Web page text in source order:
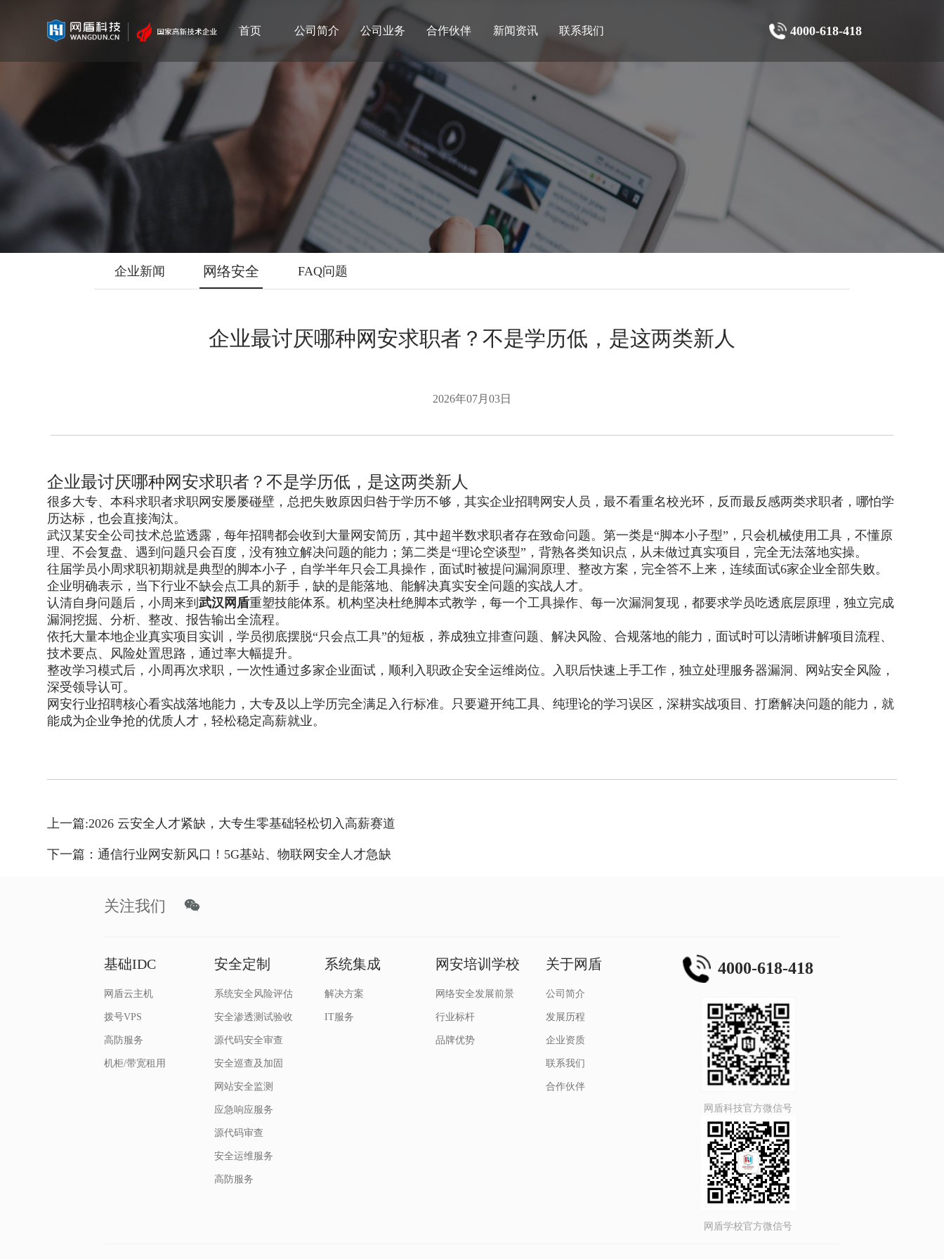
首页 公司简介 公司业务 合作伙伴 新闻资讯 联系我们 4000-618-418
企业新闻 网络安全 FAQ问题
企业最讨厌哪种网安求职者？不是学历低，是这两类新人
2026年07月03日
企业最讨厌哪种网安求职者？不是学历低，是这两类新人
很多大专、本科求职者求职网安屡屡碰壁，总把失败原因归咎于学历不够，其实企业招聘网安人员，最不看重名校光环，反而最反感两类求职者，哪怕学
历达标，也会直接淘汰。
武汉某安全公司技术总监透露，每年招聘都会收到大量网安简历，其中超半数求职者存在致命问题。第一类是“脚本小子型”，只会机械使用工具，不懂原
理、不会复盘、遇到问题只会百度，没有独立解决问题的能力；第二类是“理论空谈型”，背熟各类知识点，从未做过真实项目，完全无法落地实操。
往届学员小周求职初期就是典型的脚本小子，自学半年只会工具操作，面试时被提问漏洞原理、整改方案，完全答不上来，连续面试6家企业全部失败。
企业明确表示，当下行业不缺会点工具的新手，缺的是能落地、能解决真实安全问题的实战人才。
认清自身问题后，小周来到 武汉网盾重塑技能体系。机构坚决杜绝脚本式教学，每一个工具操作、每一次漏洞复现，都要求学员吃透底层原理，独立完成
漏洞挖掘、分析、整改、报告输出全流程。
依托大量本地企业真实项目实训，学员彻底摆脱“只会点工具”的短板，养成独立排查问题、解决风险、合规落地的能力，面试时可以清晰讲解项目流程、
技术要点、风险处置思路，通过率大幅提升。
整改学习模式后，小周再次求职，一次性通过多家企业面试，顺利入职政企安全运维岗位。入职后快速上手工作，独立处理服务器漏洞、网站安全风险，
深受领导认可。
网安行业招聘核心看实战落地能力，大专及以上学历完全满足入行标准。只要避开纯工具、纯理论的学习误区，深耕实战项目、打磨解决问题的能力，就
能成为企业争抢的优质人才，轻松稳定高薪就业。
上一篇:2026 云安全人才紧缺，大专生零基础轻松切入高薪赛道
下一篇：通信行业网安新风口！5G基站、物联网安全人才急缺
关注我们
基础IDC
网盾云主机
拨号VPS
高防服务
机柜/带宽租用
安全定制
系统安全风险评估
安全渗透测试验收
源代码安全审查
安全巡查及加固
网站安全监测
应急响应服务
源代码审查
安全运维服务
高防服务
系统集成
解决方案
IT服务
网安培训学校
网络安全发展前景
行业标杆
品牌优势
关于网盾
公司简介
发展历程
企业资质
联系我们
合作伙伴
4000-618-418
网盾科技官方微信号
网盾学校官方微信号